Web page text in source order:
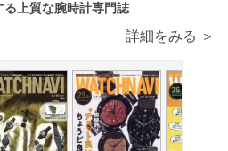
上質な腕時計専門誌
詳細をみる ＞